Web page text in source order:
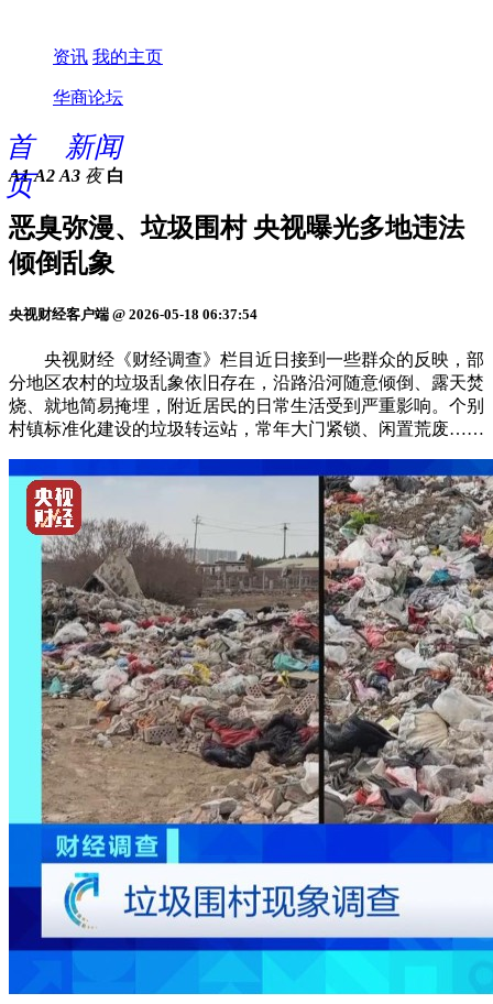
资讯 我的主页
华商论坛
首
页
新闻
A1 A2 A3 夜 白
恶臭弥漫、垃圾围村 央视曝光多地违法
倾倒乱象
央视财经客户端 @ 2026-05-18 06:37:54
央视财经《财经调查》栏目近日接到一些群众的反映，部
分地区农村的垃圾乱象依旧存在，沿路沿河随意倾倒、露天焚
烧、就地简易掩埋，附近居民的日常生活受到严重影响。个别
村镇标准化建设的垃圾转运站，常年大门紧锁、闲置荒废……